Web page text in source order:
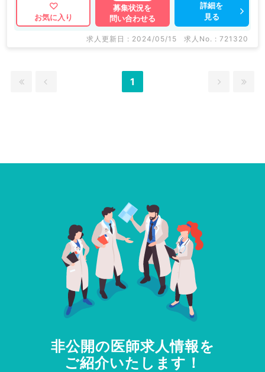
お気に入り
募集状況を
問い合わせる
詳細を
見る
求人更新日 : 2024/05/15 求人No. : 721320
1
非公開の医師求人情報を
ご紹介いたします！